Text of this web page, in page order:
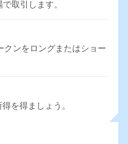
取引します。
ンをロングまたはショー
を得ましょう。